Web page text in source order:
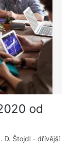
od
D. Štojdl - dřívější